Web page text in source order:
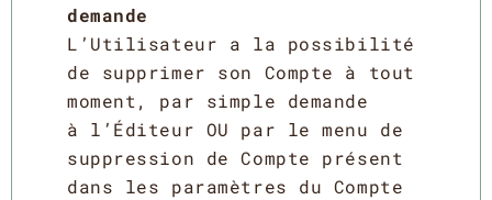
demande
L’Utilisateur a la possibilité
de supprimer son Compte à tout
moment, par simple demande
à l’Éditeur OU par le menu de
suppression de Compte présent
dans les paramètres du Compte